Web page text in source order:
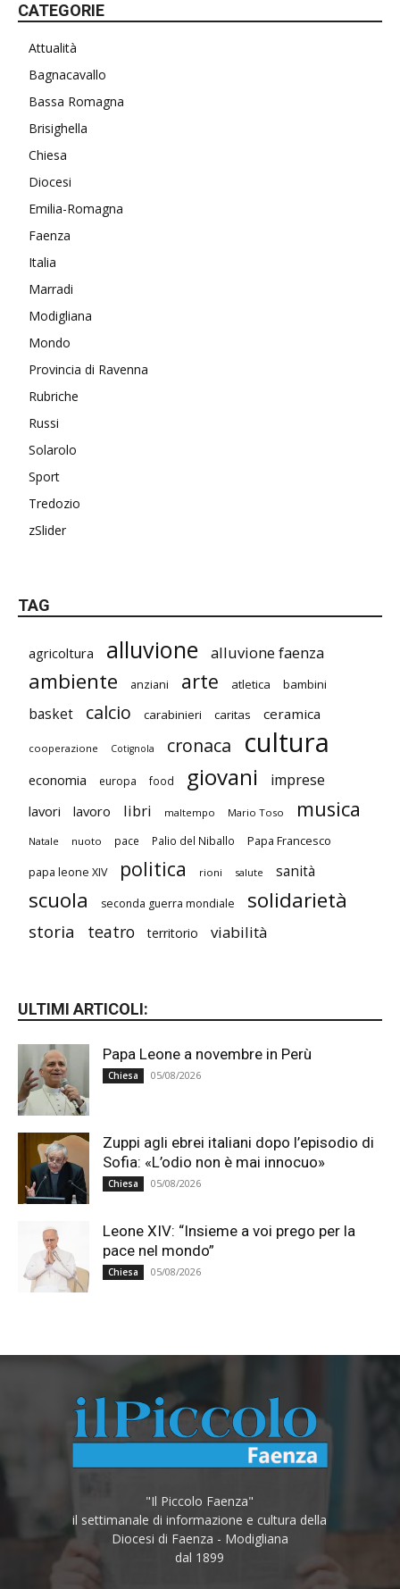
CATEGORIE
Attualità
Bagnacavallo
Bassa Romagna
Brisighella
Chiesa
Diocesi
Emilia-Romagna
Faenza
Italia
Marradi
Modigliana
Mondo
Provincia di Ravenna
Rubriche
Russi
Solarolo
Sport
Tredozio
zSlider
TAG
agricoltura alluvione alluvione faenza
ambiente anziani arte atletica bambini
basket calcio carabinieri caritas ceramica
cooperazione Cotignola cronaca cultura
economia europa food giovani imprese
lavori lavoro libri maltempo Mario Toso musica
Natale nuoto pace Palio del Niballo Papa Francesco
papa leone XIV politica rioni salute sanità
scuola seconda guerra mondiale solidarietà
storia teatro territorio viabilità
ULTIMI ARTICOLI:
Papa Leone a novembre in Perù
Chiesa 05/08/2026
Zuppi agli ebrei italiani dopo l’episodio di
Sofia: «L’odio non è mai innocuo»
Chiesa 05/08/2026
Leone XIV: “Insieme a voi prego per la
pace nel mondo”
Chiesa 05/08/2026
"Il Piccolo Faenza"
il settimanale di informazione e cultura della
Diocesi di Faenza - Modigliana
dal 1899